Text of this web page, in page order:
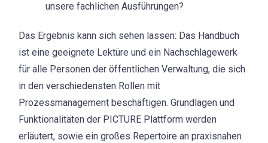
unsere fachlichen Ausführungen?
Das Ergebnis kann sich sehen lassen: Das Handbuch
ist eine geeignete Lektüre und ein Nachschlagewerk
für alle Personen der öffentlichen Verwaltung, die sich
in den verschiedensten Rollen mit
Prozessmanagement beschäftigen. Grundlagen und
Funktionalitäten der PICTURE Plattform werden
erläutert, sowie ein großes Repertoire an praxisnahen